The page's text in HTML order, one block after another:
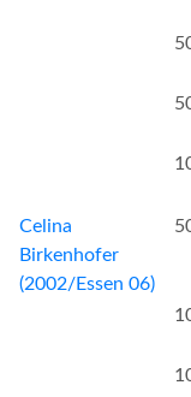
Celina
Birkenhofer
(2002/Essen 06)